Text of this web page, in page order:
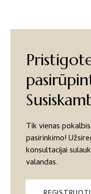
Tik vienas
pasirinkimo!
konsultacijai
valandas.